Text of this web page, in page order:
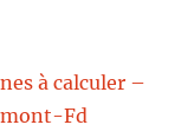
à calculer –
Fd